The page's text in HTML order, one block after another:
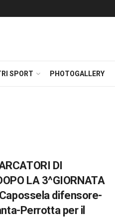
SPORT PHOTOGALLERY
DI
LA 3^GIORNATA
Capossela difensore-
Perrotta per il